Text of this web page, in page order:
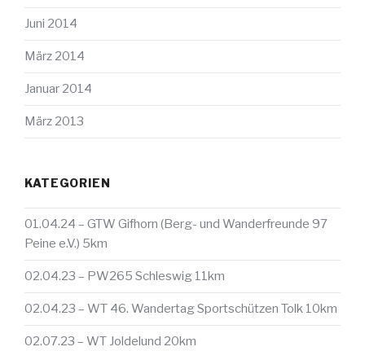
Juni 2014
März 2014
Januar 2014
März 2013
KATEGORIEN
01.04.24 – GTW Gifhorn (Berg- und Wanderfreunde 97
Peine e.V.) 5km
02.04.23 – PW265 Schleswig 11km
02.04.23 – WT 46. Wandertag Sportschützen Tolk 10km
02.07.23 – WT Joldelund 20km